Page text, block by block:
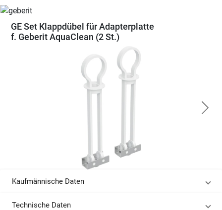
GE Set Klappdübel für Adapterplatte
f. Geberit AquaClean (2 St.)
Kaufmännische Daten
Technische Daten